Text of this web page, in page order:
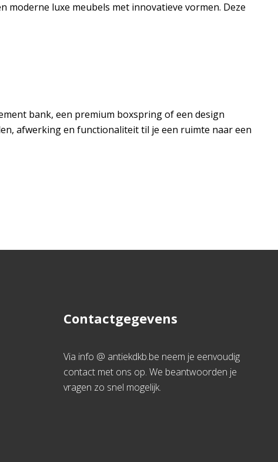
moderne luxe meubels met innovatieve vormen. Deze
bank, een premium boxspring of een design
afwerking en functionaliteit til je een ruimte naar een
Contactgegevens
Via info @ antiekdkb.be neem je eenvoudig
contact met ons op. We beantwoorden je
vragen zo snel mogelijk.